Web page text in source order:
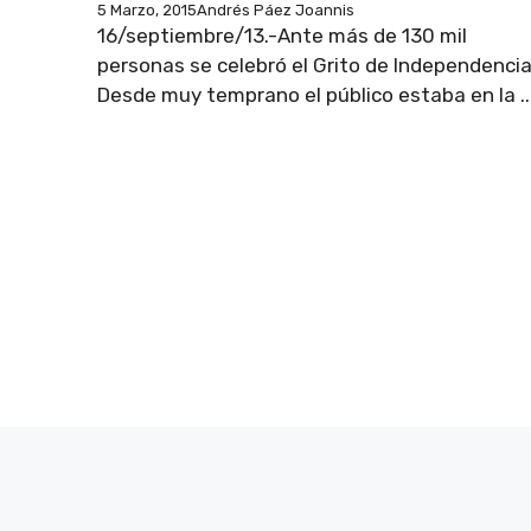
5 Marzo, 2015Andrés Páez Joannis
16/septiembre/13.-Ante más de 130 mil
personas se celebró el Grito de
Desde muy temprano el público estaba en la